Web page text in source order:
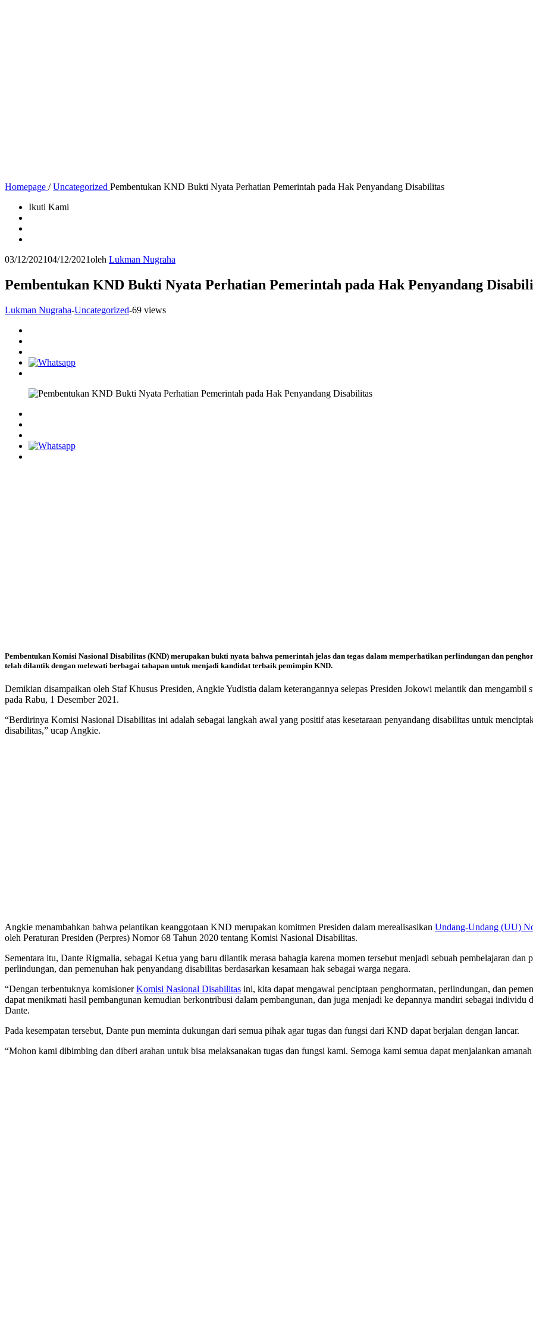
Homepage / Uncategorized Pembentukan KND Bukti Nyata Perhatian Pemerintah pada Hak Penyandang Disabilitas
Ikuti Kami
03/12/202104/12/2021oleh Lukman Nugraha
Pembentukan KND Bukti Nyata Perhatian Pemerintah pada Hak Penyandang
Lukman Nugraha-Uncategorized-69 views
Pembentukan Komisi Nasional Disabilitas (KND) merupakan bukti nyata bahwa pemerintah jelas dan tegas dalam memperhatikan perlindungan dan
telah dilantik dengan melewati berbagai tahapan untuk menjadi kandidat terbaik pemimpin KND.
Demikian disampaikan oleh Staf Khusus Presiden, Angkie Yudistia dalam keterangannya selepas Presiden Jokowi melantik dan
pada Rabu, 1 Desember 2021.
“Berdirinya Komisi Nasional Disabilitas ini adalah sebagai langkah awal yang positif atas kesetaraan penyandang disabilitas untuk
disabilitas,” ucap Angkie.
Angkie menambahkan bahwa pelantikan keanggotaan KND merupakan komitmen Presiden dalam merealisasikan Undang-Undang (UU)
oleh Peraturan Presiden (Perpres) Nomor 68 Tahun 2020 tentang Komisi Nasional Disabilitas.
Sementara itu, Dante Rigmalia, sebagai Ketua yang baru dilantik merasa bahagia karena momen tersebut menjadi sebuah pembelajaran
perlindungan, dan pemenuhan hak penyandang disabilitas berdasarkan kesamaan hak sebagai warga negara.
“Dengan terbentuknya komisionerKomisi Nasional Disabilitas ini, kita dapat mengawal penciptaan penghormatan, perlindungan, dan
dapat menikmati hasil pembangunan kemudian berkontribusi dalam pembangunan, dan juga menjadi ke depannya mandiri sebagai individu
Dante.
Pada kesempatan tersebut, Dante pun meminta dukungan dari semua pihak agar tugas dan fungsi dari KND dapat berjalan dengan lancar.
“Mohon kami dibimbing dan diberi arahan untuk bisa melaksanakan tugas dan fungsi kami. Semoga kami semua dapat menjalankan